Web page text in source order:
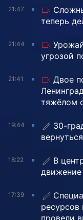
21:47
теперь
21:44
угрозой
21:41
Двое
тяжёлом
19:44
30-
18:22
В
движение
17:39
ресурсов